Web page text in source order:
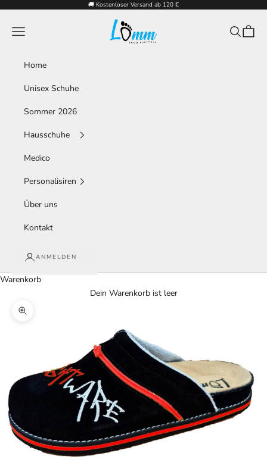
🚚 Kostenloser Versand ab 120 €
LOMM SHOES
Menü Suchen
Home
Unisex Schuhe
Sommer 2026
Hausschuhe
Medico
Personalisiren
Über uns
Kontakt
ANMELDEN
Warenkorb
Dein Warenkorb ist leer
Bild vergrößern